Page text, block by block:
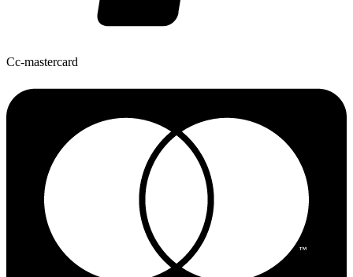
Cc-mastercard